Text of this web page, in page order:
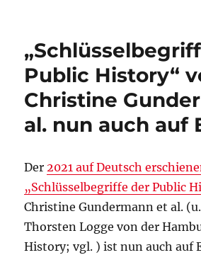
Public History“
Christine
al. nun auch auf
Der2021 auf Deutsch
„Schlüsselbegriffe der Public
Christine Gundermann et al.
Thorsten Logge von der
History; vgl. ) ist nun auch auf